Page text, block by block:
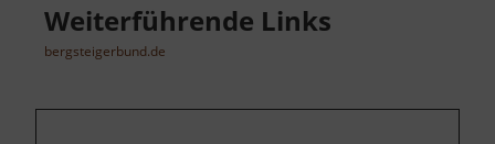
Weiterführende Links
bergsteigerbund.de